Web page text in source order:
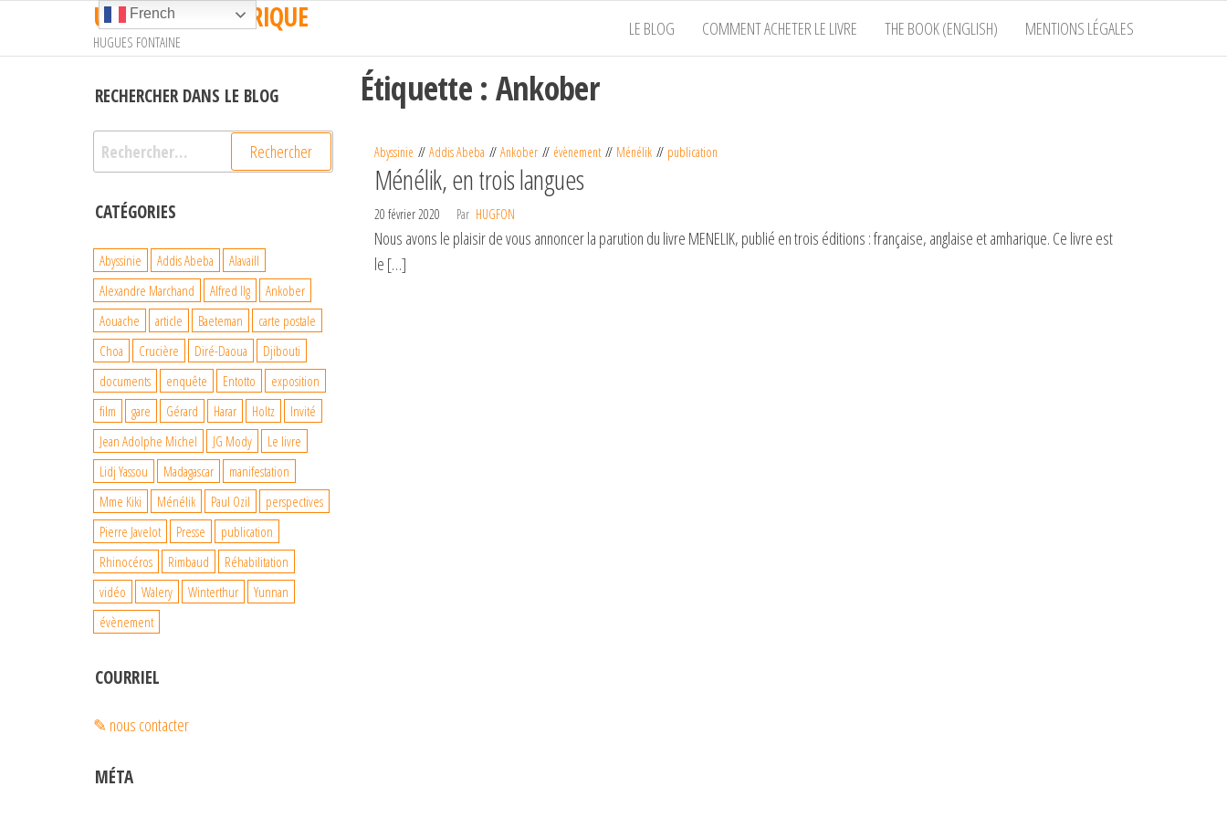
contenu
UN TRAIN EN AFRIQUE
HUGUES FONTAINE
LE BLOG COMMENT ACHETER LE LIVRE THE BOOK (ENGLISH) MENTIONS LÉGALES
Étiquette : Ankober
Abyssinie Addis Abeba Ankober évènement Ménélik publication
Ménélik, en trois langues
20 février 2020 Par HUGFON
Nous avons le plaisir de vous annoncer la parution du livre MENELIK, publié en trois éditions : française, anglaise et amharique. Ce livre est
le […]
RECHERCHER DANS LE BLOG
Rechercher :
CATÉGORIES
Abyssinie Addis Abeba
Alavaill
Alexandre Marchand
Alfred Ilg
Ankober
Aouache
article Baeteman
carte postale
Choa
Crucière Diré-Daoua
Djibouti
documents
enquête Entotto
exposition
film
gare Gérard Harar Holtz
Invité
Jean Adolphe Michel
JG Mody
Le livre
Lidj Yassou
Madagascar
manifestation
Mme Kiki
Ménélik Paul Ozil
perspectives
Pierre Javelot
Presse
publication
Rhinocéros
Rimbaud
Réhabilitation
vidéo
Walery Winterthur
Yunnan
évènement
COURRIEL
✎ nous contacter
MÉTA
French